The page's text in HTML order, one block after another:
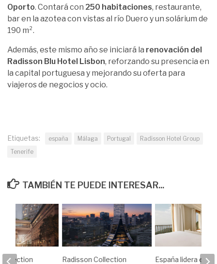
Oporto. Contará con 250 habitaciones, restaurante,
bar en la azotea con vistas al río Duero y un solárium de
190 m².
Además, este mismo año se iniciará la renovación del
Radisson Blu Hotel Lisbon, reforzando su presencia en
la capital portuguesa y mejorando su oferta para
viajeros de negocios y ocio.
Etiquetas: españa Málaga Portugal
Radisson Hotel Group
Tenerife
TAMBIÉN TE PUEDE INTERESAR...
Radisson Collection
España lidera el